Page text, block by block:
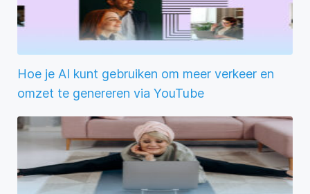
Hoe je AI kunt gebruiken om meer verkeer en
omzet te genereren via YouTube